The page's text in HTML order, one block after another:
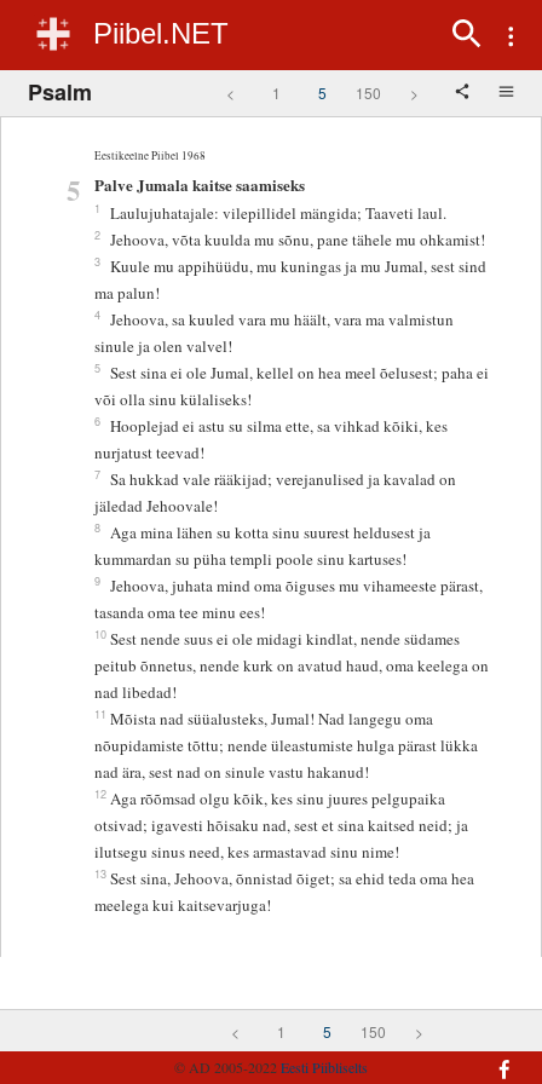
Piibel.NET
Psalm < 1 5 150 >
Eestikeelne Piibel 1968
5 Palve Jumala kaitse saamiseks
1 Laulujuhatajale: vilepillidel mängida; Taaveti laul.
2 Jehoova, võta kuulda mu sõnu, pane tähele mu ohkamist!
3 Kuule mu appihüüdu, mu kuningas ja mu Jumal, sest sind
ma palun!
4 Jehoova, sa kuuled vara mu häält, vara ma valmistun
sinule ja olen valvel!
5 Sest sina ei ole Jumal, kellel on hea meel õelusest; paha ei
või olla sinu külaliseks!
6 Hooplejad ei astu su silma ette, sa vihkad kõiki, kes
nurjatust teevad!
7 Sa hukkad vale rääkijad; verejanulised ja kavalad on
jäledad Jehoovale!
8 Aga mina lähen su kotta sinu suurest heldusest ja
kummardan su püha templi poole sinu kartuses!
9 Jehoova, juhata mind oma õiguses mu vihameeste pärast,
tasanda oma tee minu ees!
10 Sest nende suus ei ole midagi kindlat, nende südames
peitub õnnetus, nende kurk on avatud haud, oma keelega on
nad libedad!
11 Mõista nad süüalusteks, Jumal! Nad langegu oma
nõupidamiste tõttu; nende üleastumiste hulga pärast lükka
nad ära, sest nad on sinule vastu hakanud!
12 Aga rõõmsad olgu kõik, kes sinu juures pelgupaika
otsivad; igavesti hõisaku nad, sest et sina kaitsed neid; ja
ilutsegu sinus need, kes armastavad sinu nime!
13 Sest sina, Jehoova, õnnistad õiget; sa ehid teda oma hea
meelega kui kaitsevarjuga!
< 1 5 150 >
© AD 2005-2022Eesti Piibliselts